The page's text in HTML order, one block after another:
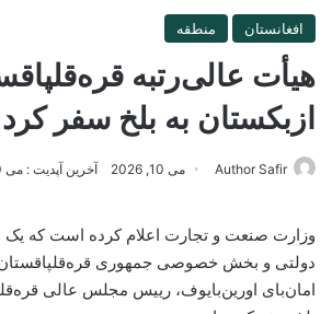
افغانستان منطقه
هیأت عالی‌رتبه
ازبکستان به بلخ سفر کرد
Author Safir می 10, 2026 آخرین آپدیت : می 10, 2026
وزارت صنعت و تجارت اعلام کرده است که یک
دولتی و بخش خصوصی جمهوری قره‌قلپاقستان
امان‌بای اورین‌بایوف، رییس مجلس عالی